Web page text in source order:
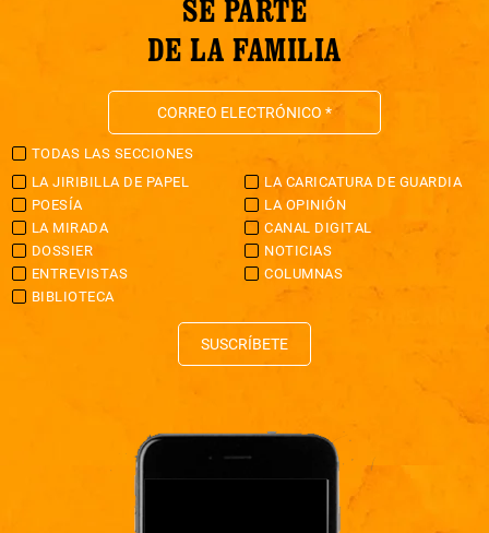
SÉ PARTE
DE LA FAMILIA
TODAS LAS SECCIONES
LA JIRIBILLA DE PAPEL
LA CARICATURA DE GUARDIA
POESÍA
LA OPINIÓN
LA MIRADA
CANAL DIGITAL
DOSSIER
NOTICIAS
ENTREVISTAS
COLUMNAS
BIBLIOTECA
SUSCRÍBETE